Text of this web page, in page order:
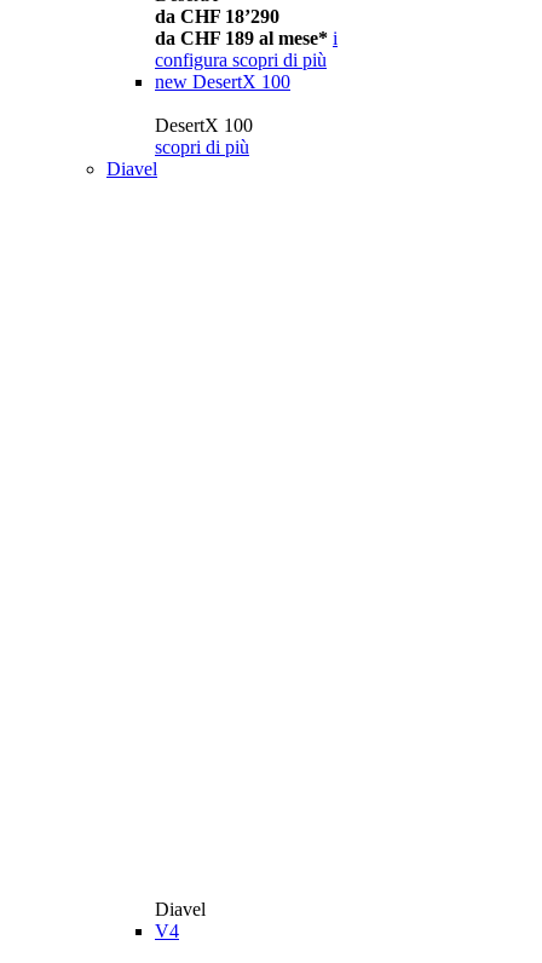
da CHF 18’290
da CHF 189 al mese* i
configura scopri di più
new DesertX 100
DesertX 100
scopri di più
Diavel
Diavel
V4